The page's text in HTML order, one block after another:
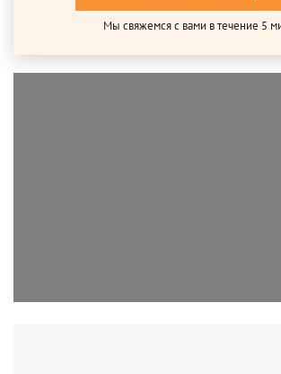
Мы свяжемся с вами в течение 5